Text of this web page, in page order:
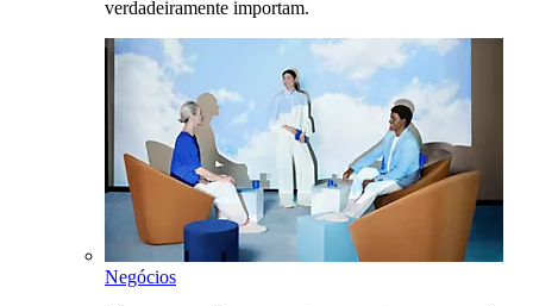
verdadeiramente importam.
Negócios